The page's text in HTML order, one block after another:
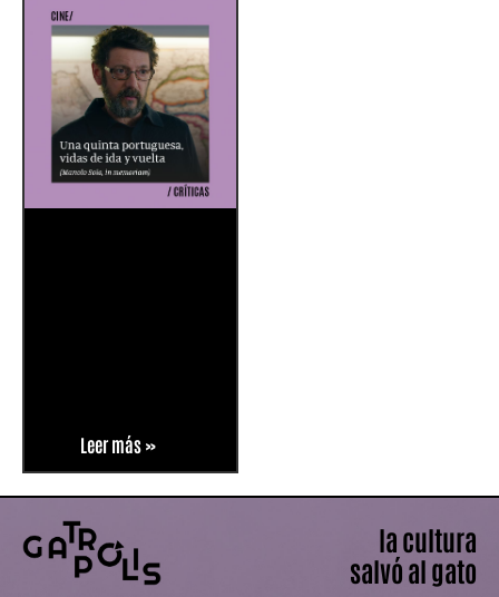
Leer más »
la cultura
salvó al gato